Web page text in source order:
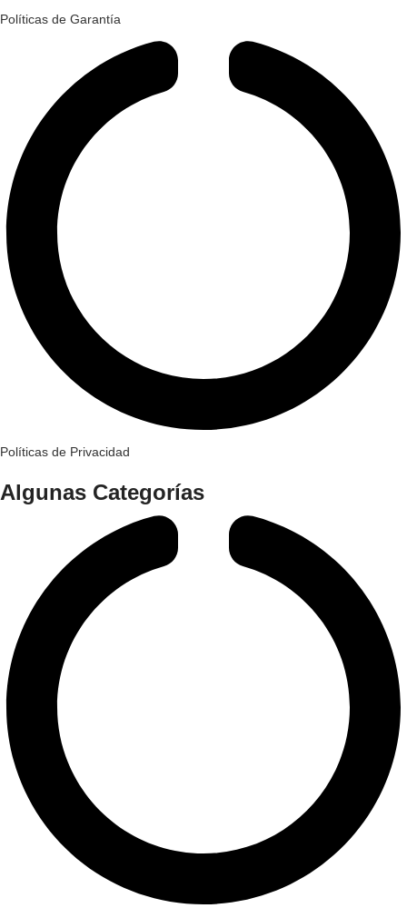
Políticas de Garantía
Políticas de Privacidad
Algunas Categorías